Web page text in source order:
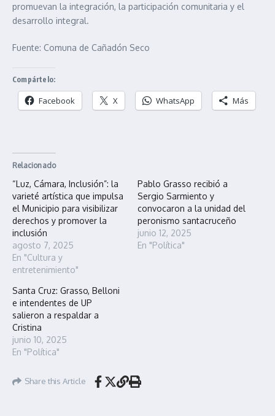
promuevan la integración, la participación comunitaria y el
desarrollo integral.
Fuente: Comuna de Cañadón Seco
Compártelo:
Facebook X WhatsApp Más
Relacionado
“Luz, Cámara, Inclusión”: la
varieté artística que impulsa
el Municipio para visibilizar
derechos y promover la
inclusión
agosto 7, 2025
En "Cultura y
entretenimiento"
Pablo Grasso recibió a
Sergio Sarmiento y
convocaron a la unidad del
peronismo santacruceño
junio 12, 2025
En "Política"
Santa Cruz: Grasso, Belloni
e intendentes de UP
salieron a respaldar a
Cristina
junio 10, 2025
En "Política"
Share this Article